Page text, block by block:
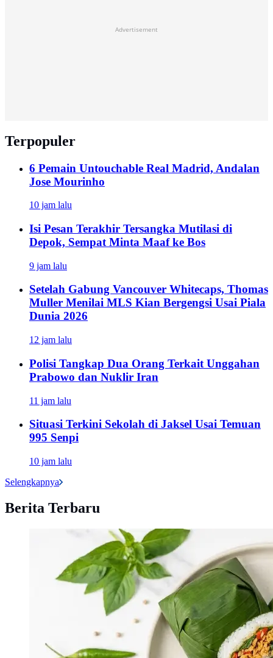
Advertisement
Terpopuler
6 Pemain Untouchable Real Madrid, Andalan
Jose Mourinho
10 jam lalu
Isi Pesan Terakhir Tersangka Mutilasi di
Depok, Sempat Minta Maaf ke Bos
9 jam lalu
Setelah Gabung Vancouver Whitecaps, Thomas
Muller Menilai MLS Kian Bergengsi Usai Piala
Dunia 2026
12 jam lalu
Polisi Tangkap Dua Orang Terkait Unggahan
Prabowo dan Nuklir Iran
11 jam lalu
Situasi Terkini Sekolah di Jaksel Usai Temuan
995 Senpi
10 jam lalu
Selengkapnya
Berita Terbaru